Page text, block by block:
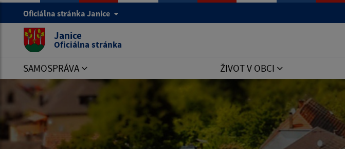
Oficiálna stránka Janice
Janice
Oficiálna stránka
SAMOSPRÁVA ŽIVOT V OBCI